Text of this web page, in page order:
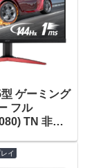
ゲーミング
フル
TN 非光
がタイ
イ